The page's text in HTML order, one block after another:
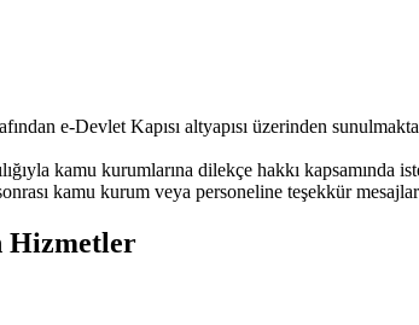
e-Devlet Kapısı altyapısı üzerinden
kamu kurumlarına dilekçe hakkı
kamu kurum veya personeline teşekkür
Hizmetler